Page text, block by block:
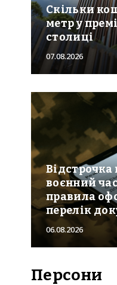
Скільки
метр у
столиці
07.08.2026
Відстрочка
воєнний
правила
перелік
06.08.2026
Персони